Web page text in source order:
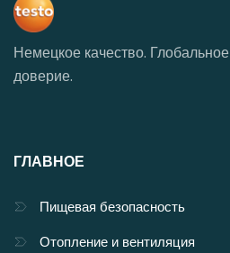
Немецкое качество. Глобальное
доверие.
ГЛАВНОЕ
Пищевая безопасность
Отопление и вентиляция